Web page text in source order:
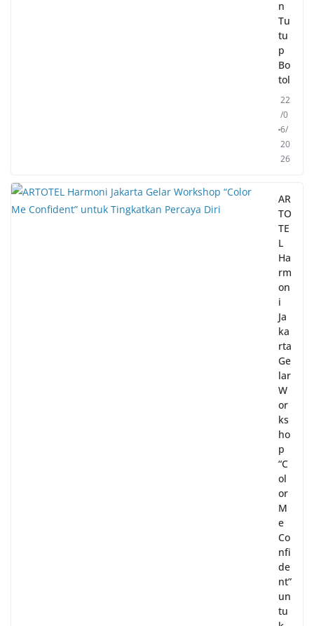
n
Tu
tu
p
Bo
tol
22
/0
6/
20
26
AR
TO
TE
L
Ha
rm
on
i
Ja
ka
rta
Ge
lar
W
or
ks
ho
p
“C
ol
or
M
e
Co
nfi
de
nt”
un
tu